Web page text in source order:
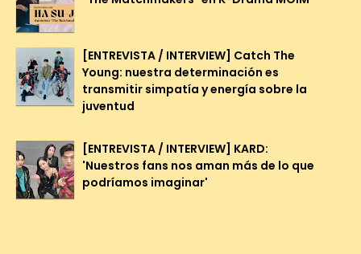
[ENTREVISTA / INTERVIEW] Catch The
Young: nuestra determinación es
transmitir simpatía y energía sobre la
juventud
[ENTREVISTA / INTERVIEW] KARD:
'Nuestros fans nos aman más de lo que
podríamos imaginar'